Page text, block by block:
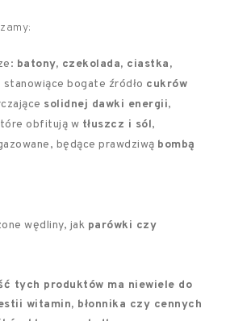
batony, czekolada, ciastka,
stanowiące bogate źródło cukrów
solidnej dawki energii,
obfitują w tłuszcz i sól,
będące prawdziwą bombą
wędliny, jak parówki czy
tych produktów ma niewiele do
witamin, błonnika czy cennych